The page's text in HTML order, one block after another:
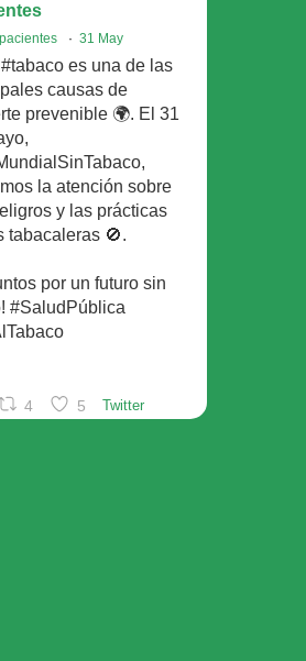
· 31 May
es una de las
causas de
prevenible 🌍. El 31
la atención sobre
y las prácticas
tabacaleras 🚫.
por un futuro sin
#SaludPública
4 5 Twitter